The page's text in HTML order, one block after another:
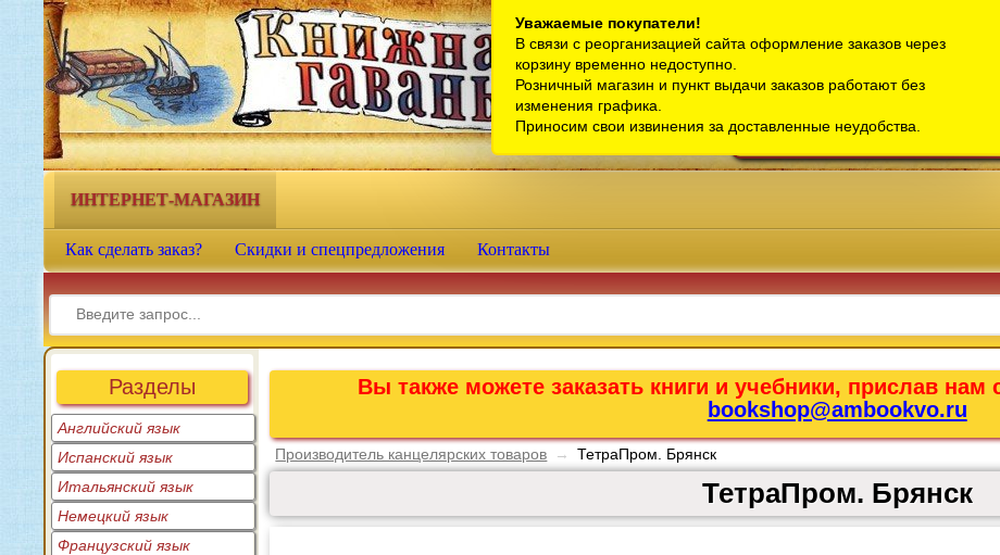
Телефон интернет-магазина:
Телефон розничного магазина:
bookshop@ambookvo.ru
Работаем ежедневно с 10:00 до 21:00
Книжная гавань - интернет-
магазин учебной литературы
ИНТЕРНЕТ-МАГАЗИН
Как сделать заказ? Скидки и спецпредложения Контакты
Разделы
Английский язык
Испанский язык
Итальянский язык
Немецкий язык
Французский язык
Вы также можете заказать книги и учебники, прислав нам
bookshop@ambookvo.ru
Производитель канцелярских товаров → ТетраПром. Брянск
ТетраПром. Брянск
Уважаемые покупатели!
В связи с реорганизацией сайта оформление заказов через
корзину временно недоступно.
Розничный магазин и пункт выдачи заказов работают без
изменения графика.
Приносим свои извинения за доставленные неудобства.